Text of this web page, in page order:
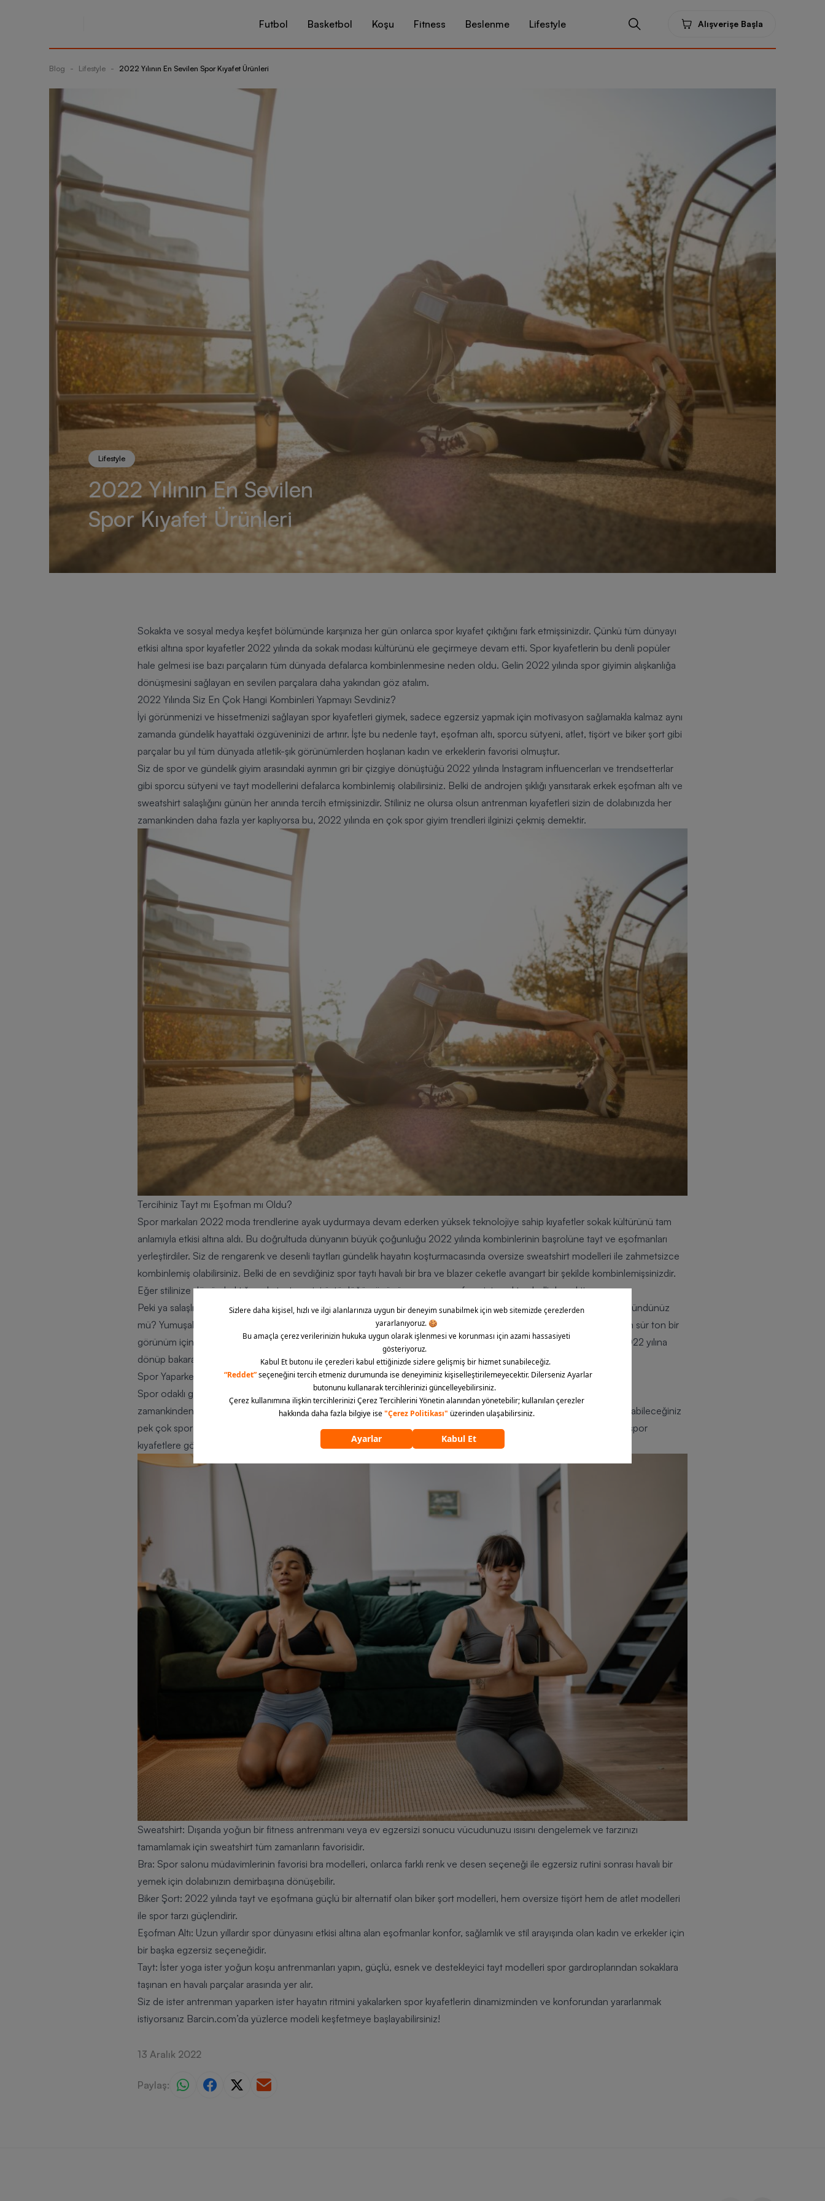
Futbol Basketbol Koşu Fitness Beslenme Lifestyle Alışverişe Başla
Blog - Lifestyle - 2022 Yılının En Sevilen Spor Kıyafet Ürünleri
Lifestyle
2022 Yılının En Sevilen
Spor Kıyafet Ürünleri
Sokakta ve sosyal medya keşfet bölümünde karşınıza her gün onlarca spor kıyafet çıktığını fark etmişsinizdir. Çünkü tüm dünyayı
etkisi altına spor kıyafetler 2022 yılında da sokak modası kültürünü ele geçirmeye devam etti. Spor kıyafetlerin bu denli popüler
hale gelmesi ise bazı parçaların tüm dünyada defalarca kombinlenmesine neden oldu. Gelin 2022 yılında spor giyimin alışkanlığa
dönüşmesini sağlayan en sevilen parçalara daha yakından göz atalım.
2022 Yılında Siz En Çok Hangi Kombinleri Yapmayı Sevdiniz?
İyi görünmenizi ve hissetmenizi sağlayan spor kıyafetleri giymek, sadece egzersiz yapmak için motivasyon sağlamakla kalmaz aynı
zamanda gündelik hayattaki özgüveninizi de artırır. İşte bu nedenle tayt, eşofman altı, sporcu sütyeni, atlet, tişört ve biker şort gibi
parçalar bu yıl tüm dünyada atletik-şık görünümlerden hoşlanan kadın ve erkeklerin favorisi olmuştur.
Siz de spor ve gündelik giyim arasındaki ayrımın gri bir çizgiye dönüştüğü 2022 yılında Instagram influencerları ve trendsetterlar
gibi sporcu sütyeni ve tayt modellerini defalarca kombinlemiş olabilirsiniz. Belki de androjen şıklığı yansıtarak erkek eşofman altı ve
sweatshirt salaşlığını günün her anında tercih etmişsinizdir. Stiliniz ne olursa olsun antrenman kıyafetleri sizin de dolabınızda her
zamankinden daha fazla yer kaplıyorsa bu, 2022 yılında en çok spor giyim trendleri ilginizi çekmiş demektir.
Tercihiniz Tayt mı Eşofman mı Oldu?
Spor markaları 2022 moda trendlerine ayak uydurmaya devam ederken yüksek teknolojiye sahip kıyafetler sokak kültürünü tam
anlamıyla etkisi altına aldı. Bu doğrultuda dünyanın büyük çoğunluğu 2022 yılında kombinlerinin başrolüne tayt ve eşofmanları
yerleştirdiler. Siz de rengarenk ve desenli taytları gündelik hayatın koşturmacasında oversize sweatshirt modelleri ile zahmetsizce
kombinlemiş olabilirsiniz. Belki de en sevdiğiniz spor taytı havalı bir bra ve blazer ceketle avangart bir şekilde kombinlemişsinizdir.
Eğer stilinize dönüp baktığınızda taytın ezici üstünlüğü gözünüze çarpıyorsa favoriniz çoktan belli demektir.
Peki ya salaşlığı, konforu ve çok yönlülüğü ile öne çıkan eşofman altı modelleri dolabınızda ne kadar yer alıyor hiç düşündünüz
mü? Yumuşak ve havalı eşofmanları tişört ve en sevdiğiniz spor ayakkabı ile defalarca kez giymiş olabilirsiniz. Ya da ton sür ton bir
görünüm için aynı renklerde eşofman takımları oversize kaban modelleri ile tamamlamayı tercih etmişsinizdir. Şimdi 2022 yılına
dönüp bakarak eşofman ve tayt kombinlerinin üstünlüğüne göre favorinizi seçin!
Spor Yaparken Tercih Ettiğiniz Ürünler Hangisiydi?
Spor odaklı giysiler gelişmeye devam ederken fitness performansını bir sonraki seviyeye taşımak bu sene belki de her
zamankinden daha kolay olabilir. Nitekim modayı antrenmanların bir parçasına dönüştürecek ve aralarından seçim yapabileceğiniz
pek çok spor kıyafeti mevcuttur. Peki siz en çok hangi ürünleri tercih ettiğinizi belirlemek için 2022 yılında en sevilen spor
kıyafetlere göz atmaya ne dersiniz?
Sweatshirt: Dışarıda yoğun bir fitness antrenmanı veya ev egzersizi sonucu vücudunuzu ısısını dengelemek ve tarzınızı
tamamlamak için sweatshirt tüm zamanların favorisidir.
Bra: Spor salonu müdavimlerinin favorisi bra modelleri, onlarca farklı renk ve desen seçeneği ile egzersiz rutini sonrası havalı bir
yemek için dolabınızın demirbaşına dönüşebilir.
Biker Şort: 2022 yılında tayt ve eşofmana güçlü bir alternatif olan biker şort modelleri, hem oversize tişört hem de atlet modelleri
ile spor tarzı güçlendirir.
Eşofman Altı: Uzun yıllardır spor dünyasını etkisi altına alan eşofmanlar konfor, sağlamlık ve stil arayışında olan kadın ve erkekler için
bir başka egzersiz seçeneğidir.
Tayt: İster yoga ister yoğun koşu antrenmanları yapın, güçlü, esnek ve destekleyici tayt modelleri spor gardıroplarından sokaklara
taşınan en havalı parçalar arasında yer alır.
Siz de ister antrenman yaparken ister hayatın ritmini yakalarken spor kıyafetlerin dinamizminden ve konforundan yararlanmak
istiyorsanız Barcin.com’da yüzlerce modeli keşfetmeye başlayabilirsiniz!
13 Aralık 2022
Paylaş: